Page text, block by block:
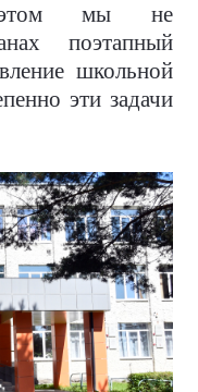
мы не
поэтапный
школьной
эти задачи